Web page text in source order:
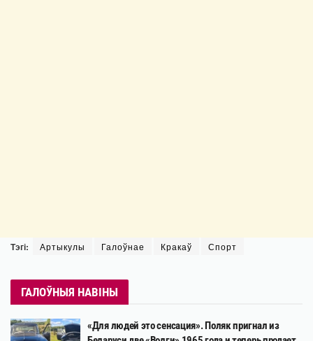
Тэгі: Артыкулы Галоўнае Кракаў Спорт
ГАЛОЎНЫЯ НАВІНЫ
«Для людей это сенсация». Поляк пригнал из